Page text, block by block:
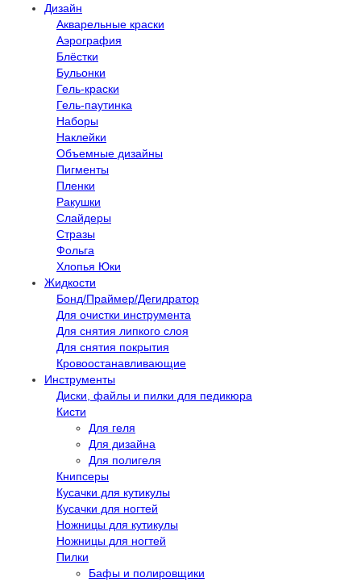
Дизайн
Акварельные краски
Аэрография
Блёстки
Бульонки
Гель-краски
Гель-паутинка
Наборы
Наклейки
Объемные дизайны
Пигменты
Пленки
Ракушки
Слайдеры
Стразы
Фольга
Хлопья Юки
Жидкости
Бонд/Праймер/Дегидратор
Для очистки инструмента
Для снятия липкого слоя
Для снятия покрытия
Кровоостанавливающие
Инструменты
Диски, файлы и пилки для педикюра
Кисти
Для геля
Для дизайна
Для полигеля
Книпсеры
Кусачки для кутикулы
Кусачки для ногтей
Ножницы для кутикулы
Ножницы для ногтей
Пилки
Бафы и полировщики